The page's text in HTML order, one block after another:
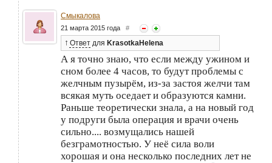
Смыкалова
21 марта 2015 года #
↑ Ответ для KrasotkaHelena
А я точно знаю, что если между ужином и
сном более 4 часов, то будут проблемы с
желчным пузырём, из-за застоя желчи там
всякая муть оседает и образуются камни.
Раньше теоретически знала, а на новый год
у подруги была операция и врачи очень
сильно.... возмущались нашей
безграмотностью. У неё сила воли
хорошая и она несколько последних лет не